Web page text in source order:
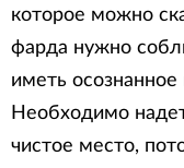
которое можно
фарда нужно
иметь
Необходимо
чистое место,